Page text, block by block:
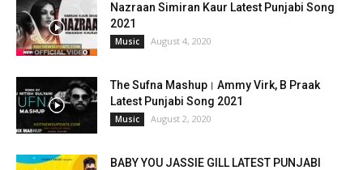
Nazraan Simiran Kaur Latest Punjabi Song
2021
Music August 4, 2020
The Sufna Mashup। Ammy Virk, B Praak
Latest Punjabi Song 2021
Music August 2, 2020
BABY YOU JASSIE GILL LATEST PUNJABI